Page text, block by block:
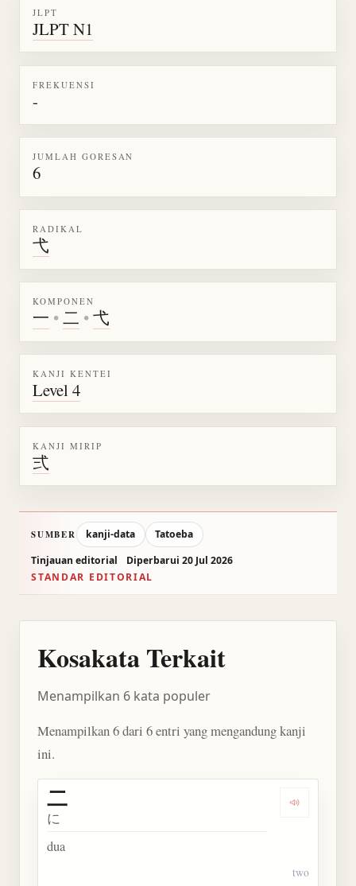
JLPT
JLPT N1
FREKUENSI
-
JUMLAH GORESAN
6
RADIKAL
弋
KOMPONEN
一 •二 •弋
KANJI KENTEI
Level 4
KANJI MIRIP
弍
SUMBER kanji-data
Tatoeba
Tinjauan editorial
Diperbarui 20 Jul 2026
STANDAR EDITORIAL
Kosakata Terkait
Menampilkan 6 kata populer
Menampilkan 6 dari 6 entri yang mengandung kanji
ini.
Dengarkan
二
に
dua
two